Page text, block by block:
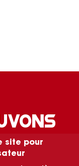
?
site pour